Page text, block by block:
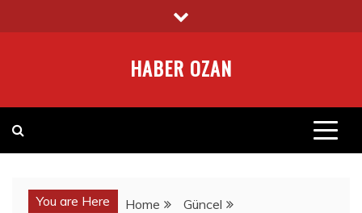
to
HABER OZAN
You are Here Home
Güncel